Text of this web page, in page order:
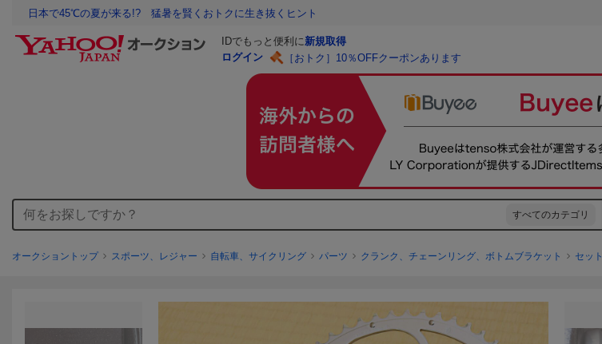
日本で45℃の夏が来る!? 猛暑を賢くおトクに生き抜くヒント
IDでもっと便利に新規取得
ログイン
［おトク］10％OFFクーポンあります
すべてのカテゴリ
オークショントップ スポーツ、レジャー 自転車、サイクリング パーツ クランク、チェーンリング、ボトムブラケット セット